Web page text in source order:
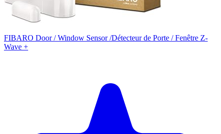
FIBARO Door / Window Sensor /Détecteur de Porte / Fenêtre Z-
Wave +